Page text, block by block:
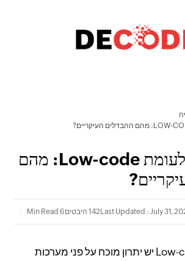
No-code לעומת Low-code: מהם
Last Updated : July 31, 142 היבטים 6 Min Read
לפלטפורמות Low-code יש יתרון מוכח על פני מערכות